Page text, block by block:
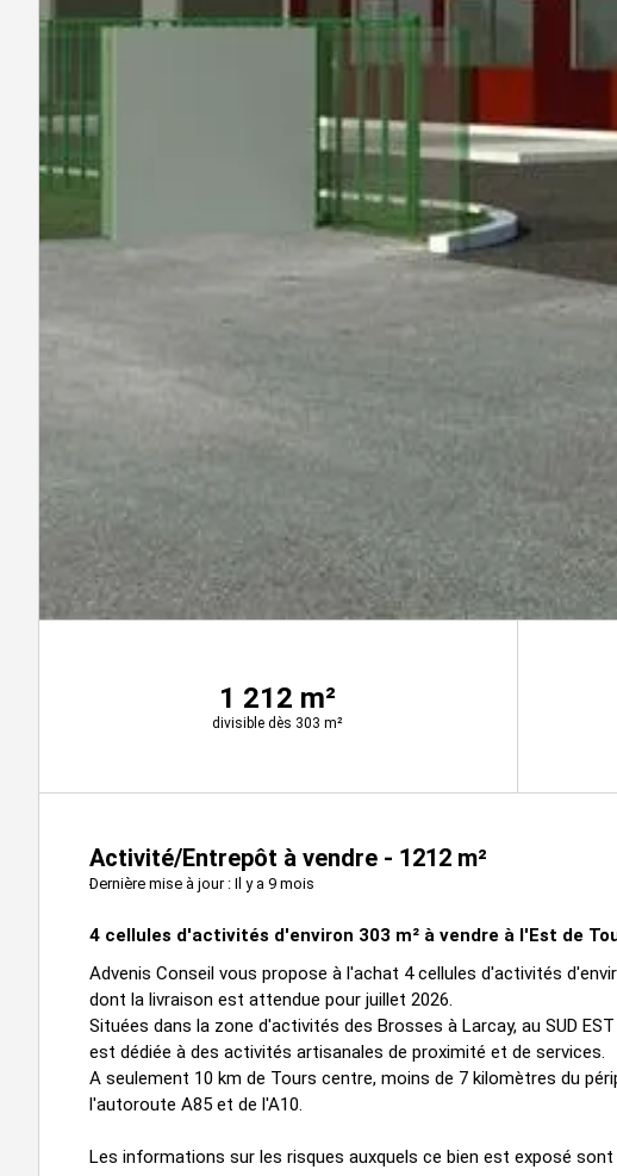
1 212 m²
divisible dès 303 m²
Activité/Entrepôt à vendre - 1212 m²
Dernière mise à jour : Il y a 9 mois
4 cellules d'activités d'environ 303 m² à vendre à l'Est de
Advenis Conseil vous propose à l'achat 4 cellules d'activités
dont la livraison est attendue pour juillet 2026.
Situées dans la zone d'activités des Brosses à Larcay, au SUD
est dédiée à des activités artisanales de proximité et de services.
A seulement 10 km de Tours centre, moins de 7 kilomètres du
l'autoroute A85 et de l'A10.
Les informations sur les risques auxquels ce bien est exposé